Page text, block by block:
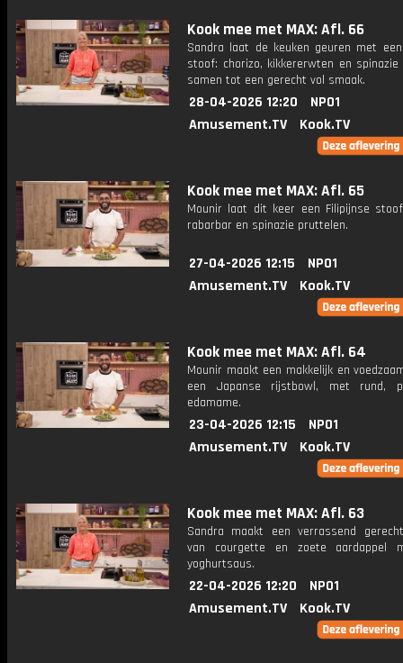
Kook mee met MAX: Afl. 66
Sandra laat de keuken geuren met
stoof: chorizo, kikkererwten en spinazie
samen tot een gerecht vol smaak.
28-04-2026 12:20
NPO1
Amusement.TV
Kook.TV
Kook mee met MAX: Afl. 65
Mounir laat dit keer een Filipijnse
rabarbar en spinazie pruttelen.
27-04-2026 12:15
NPO1
Amusement.TV
Kook.TV
Kook mee met MAX: Afl. 64
Mounir maakt een makkelijk en
een Japanse rijstbowl, met rund,
edamame.
23-04-2026 12:15
NPO1
Amusement.TV
Kook.TV
Kook mee met MAX: Afl. 63
Sandra maakt een verrassend
van courgette en zoete aardappel
yoghurtsaus.
22-04-2026 12:20
NPO1
Amusement.TV
Kook.TV